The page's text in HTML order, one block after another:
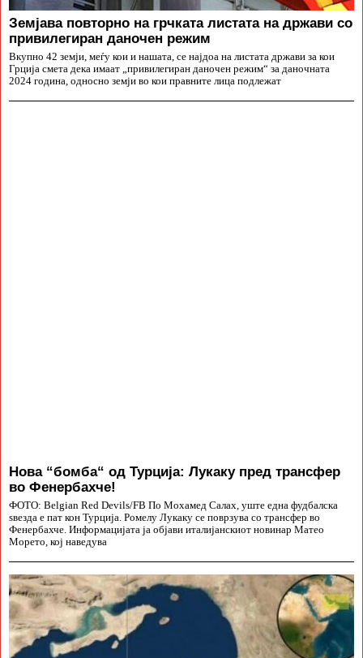
Земјава повторно на грчката листата на држави со
привилегиран даночен режим
Вкупно 42 земји, меѓу кои и нашата, се најдоа на листата држави за кои
Грција смета дека имаат „привилегиран даночен режим“ за даночната
2024 година, односно земји во кои правните лица подлежат
Нова “бомба“ од Турција: Лукаку пред трансфер
во Фенербахче!
ФОТО: Belgian Red Devils/FB По Мохамед Салах, уште една фудбалска
ѕвезда е пат кон Турција. Ромелу Лукаку се поврзува со трансфер во
Фенербахче. Информацијата ја објави италијанскиот новинар Матео
Морето, кој наведува